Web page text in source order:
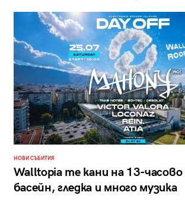
НОВИ СЪБИТИЯ
Walltopia те кани на 13-
басейн, гледка и много музика